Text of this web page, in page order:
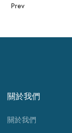
Prev
關於我們
關於我們